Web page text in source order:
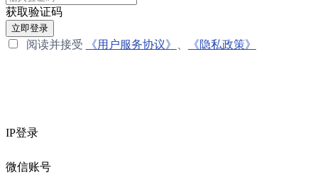
获取验证码
立即登录
阅读并接受 《用户服务协议》 《隐私政策》
IP登录
微信账号